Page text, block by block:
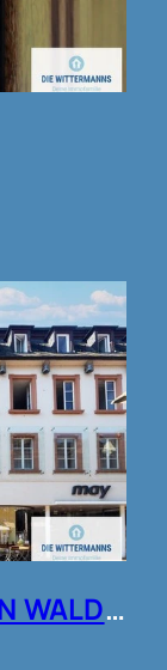
3-ZIMMER-WOHNUNG IN WALDSHUT !!!